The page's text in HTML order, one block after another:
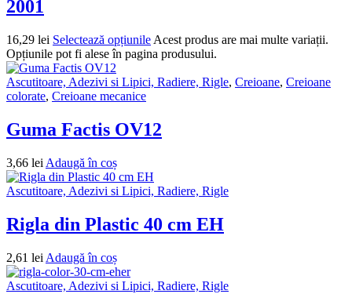
2001
16,29 lei Selectează opțiunile Acest produs are mai multe variații.
Opțiunile pot fi alese în pagina produsului.
Ascutitoare, Adezivi si Lipici, Radiere, Rigle, Creioane, Creioane
colorate, Creioane mecanice
Guma Factis OV12
3,66 lei Adaugă în coș
Ascutitoare, Adezivi si Lipici, Radiere, Rigle
Rigla din Plastic 40 cm EH
2,61 lei Adaugă în coș
Ascutitoare, Adezivi si Lipici, Radiere, Rigle